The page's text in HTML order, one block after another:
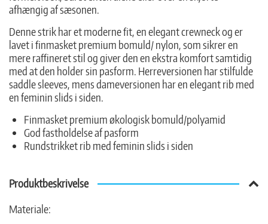
afhængig af sæsonen.
Denne strik har et moderne fit, en elegant crewneck og er
lavet i finmasket premium bomuld/ nylon, som sikrer en
mere raffineret stil og giver den en ekstra komfort samtidig
med at den holder sin pasform. Herreversionen har stilfulde
saddle sleeves, mens dameversionen har en elegant rib med
en feminin slids i siden.
Finmasket premium økologisk bomuld/polyamid
God fastholdelse af pasform
Rundstrikket rib med feminin slids i siden
Produktbeskrivelse
Materiale: